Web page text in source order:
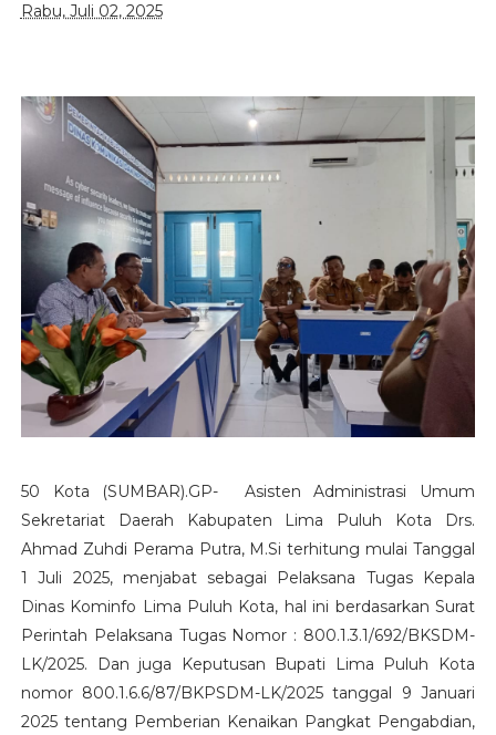
Rabu, Juli 02, 2025
50 Kota (SUMBAR).GP- Asisten Administrasi Umum
Sekretariat Daerah Kabupaten Lima Puluh Kota Drs.
Ahmad Zuhdi Perama Putra, M.Si terhitung mulai Tanggal
1 Juli 2025, menjabat sebagai Pelaksana Tugas Kepala
Dinas Kominfo Lima Puluh Kota, hal ini berdasarkan Surat
Perintah Pelaksana Tugas Nomor : 800.1.3.1/692/BKSDM-
LK/2025. Dan juga Keputusan Bupati Lima Puluh Kota
nomor 800.1.6.6/87/BKPSDM-LK/2025 tanggal 9 Januari
2025 tentang Pemberian Kenaikan Pangkat Pengabdian,